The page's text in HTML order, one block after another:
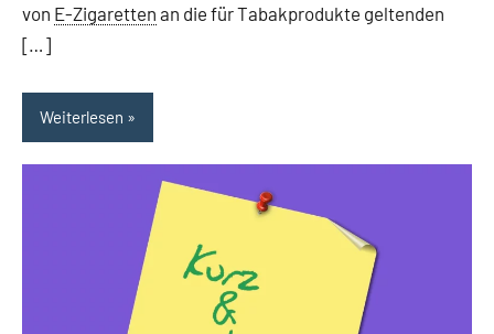
von E-Zigaretten an die für Tabakprodukte geltenden
[…]
Weiterlesen